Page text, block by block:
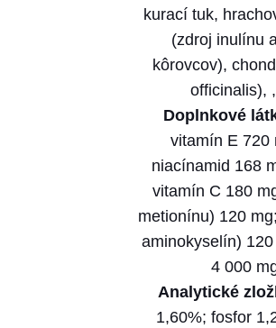
kurací tuk,
(zdroj inulínu
kôrovcov),
officinalis),
Doplnkové
vitamín E 720
niacínamid 168
vitamín C 180
metionínu) 120
aminokyselín)
4 000
Analytické
1,60%; fosfor